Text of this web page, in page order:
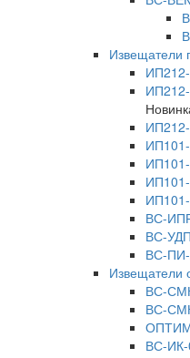
Извещатели
ВС-
ВС-
ВС-
Извещатели
ВС-
ВС-
ВС-